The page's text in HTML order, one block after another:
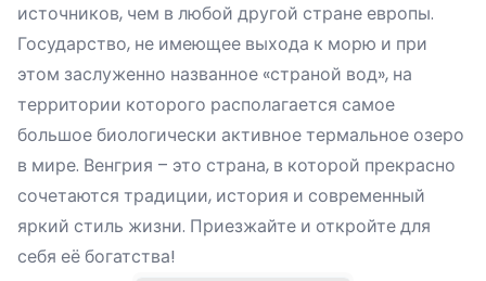
источников, чем в любой другой стране европы.
Государство, не имеющее выхода к морю и при
этом заслуженно названное «страной вод», на
территории которого располагается самое
большое биологически активное термальное озеро
в мире. Венгрия – это страна, в которой прекрасно
сочетаются традиции, история и современный
яркий стиль жизни. Приезжайте и откройте для
себя её богатства!